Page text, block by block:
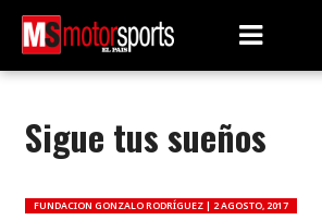
Sigue tus sueños
FUNDACION GONZALO RODRÍGUEZ | 2 AGOSTO, 2017